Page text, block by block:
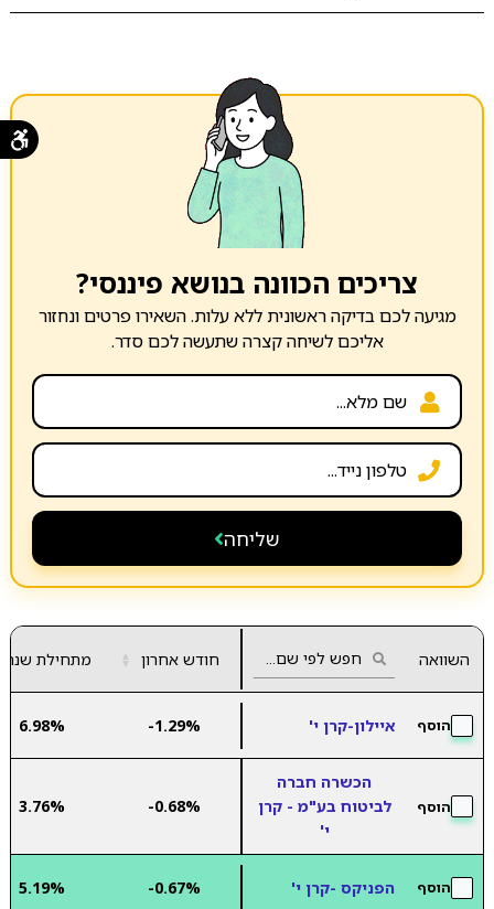
צריכים הכוונה בנושא פיננסי?
מגיעה לכם בדיקה ראשונית ללא עלות. השאירו פרטים ונחזור
אליכם לשיחה קצרה שתעשה לכם סדר.
שליחה
השוואה חודש אחרון ▲
▼ מתחילת שנה
הוסף איילון-קרן י' -1.29%
6.98%
הוסף
הכשרה חברה
לביטוח בע"מ - קרן
י'
-0.68%
3.76%
הוסף הפניקס -קרן י' -0.67%
5.19%